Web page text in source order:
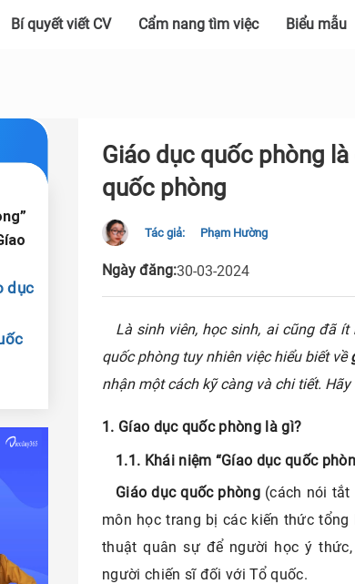
Bí quyết viết CV Cẩm nang tìm việc Biểu mẫu
Giáo dục quốc phòng
quốc phòng
Tác giả: Phạm Hường
Ngày đăng:30-03-2024
Là sinh viên, học sinh, ai cũng đã
quốc phòng tuy nhiên việc hiểu biết về
nhận một cách kỹ càng và chi tiết.
dục
1. Gíao dục quốc phòng là gì?
1.1. Khái niệm “Gíao dục quốc
Giáo dục quốc phòng (cách nói tắt
môn học trang bị các kiến thức
thuật quân sự để người học ý
người chiến sĩ đối với Tổ quốc.